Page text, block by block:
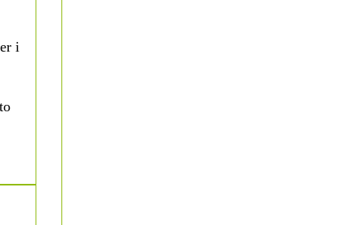
i